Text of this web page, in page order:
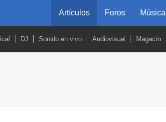
Artículos Foros Música
DJ Sonido en vivo Audiovisual Magacín